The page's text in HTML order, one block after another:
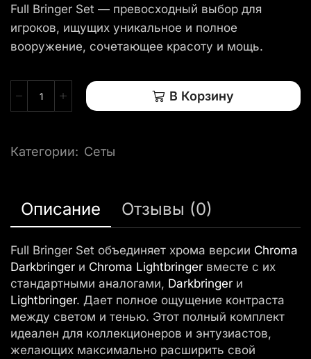
Full Bringer Set — превосходный выбор для
игроков, ищущих уникальное и полное
вооружение, сочетающее красоту и мощь.
В Корзину
Категории: Сеты
Описание Отзывы (0)
Full Bringer Set объединяет хрома версии Chroma
Darkbringer и Chroma Lightbringer вместе с их
стандартными аналогами, Darkbringer и
Lightbringer. Дает полное ощущение контраста
между светом и тенью. Этот полный комплект
идеален для коллекционеров и энтузиастов,
желающих максимально расширить свой